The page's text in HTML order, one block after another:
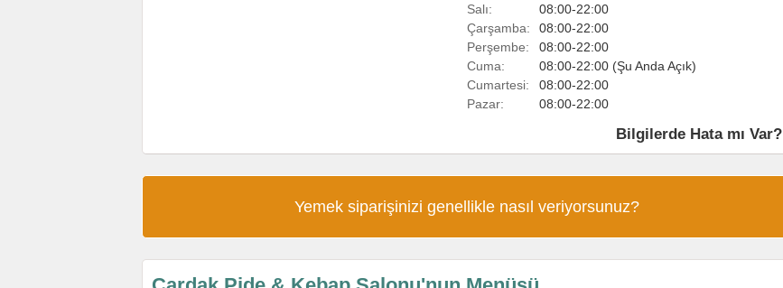
Salı:
08:00-22:00
Çarşamba:
08:00-22:00
Perşembe:
08:00-22:00
Cuma:
08:00-22:00 (Şu Anda Açık)
Cumartesi:
08:00-22:00
Pazar:
08:00-22:00
Bilgilerde Hata mı Var?
Yemek siparişinizi genellikle nasıl veriyorsunuz?